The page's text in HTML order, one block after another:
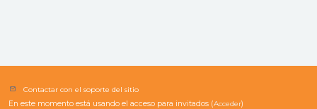
Contactar con el soporte del sitio
En este momento está usando el acceso para invitados (Acceder)